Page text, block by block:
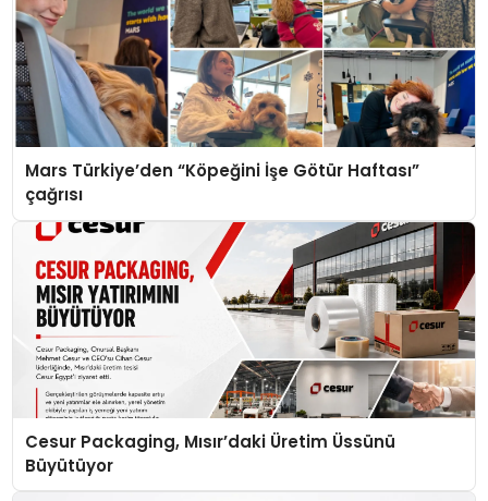
Mars Türkiye’den “Köpeğini İşe Götür Haftası”
çağrısı
Cesur Packaging, Mısır’daki Üretim Üssünü
Büyütüyor